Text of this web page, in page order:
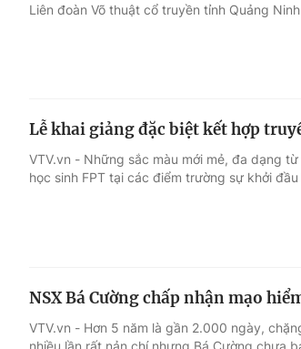
Sao
Chất
Liên đoàn Võ thuật cổ truyền tỉnh Quảng
Lễ khai giảng đặc biệt kết hợp
VTV.vn - Những sắc màu mới mẻ, đa dạng
học sinh FPT tại các điểm trường sự khởi
NSX Bá Cường chấp nhận mạo
VTV.vn - Hơn 5 năm là gần 2.000 ngày,
nhiều lần rất nản chí nhưng Bá Cường chưa